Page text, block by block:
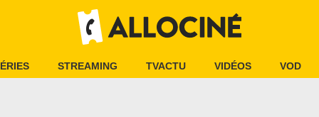
STREAMING TVACTU VIDÉOS VOD